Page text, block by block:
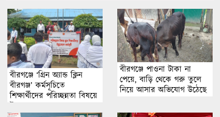
বীরগঞ্জে ‘গ্রিন অ্যান্ড ক্লিন
বীরগঞ্জ’ কর্মসূচিতে
শিক্ষার্থীদের পরিচ্ছন্নতা বিষয়ে
উদ্বুদ্ধকরণ
বীরগঞ্জে পাওনা টাকা না
পেয়ে, বাড়ি থেকে গরু তুলে
নিয়ে আসার অভিযোগ উঠেছে